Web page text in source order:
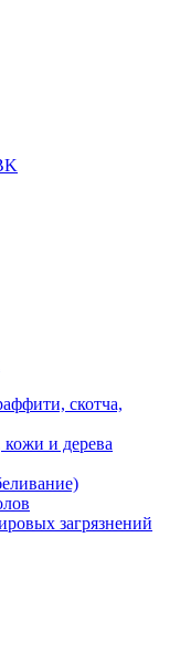
скотча,
и дерева
загрязнений